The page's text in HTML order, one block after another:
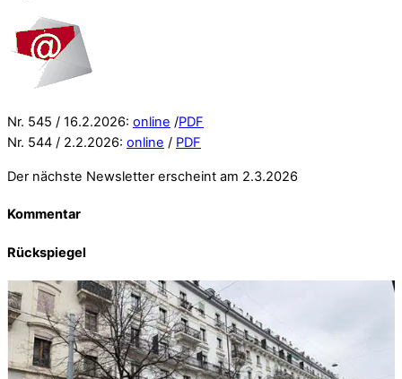
Nr. 545 / 16.2.2026: online /PDF
Nr. 544 / 2.2.2026: online / PDF
Der nächste Newsletter erscheint am 2.3.2026
Kommentar
Rückspiegel